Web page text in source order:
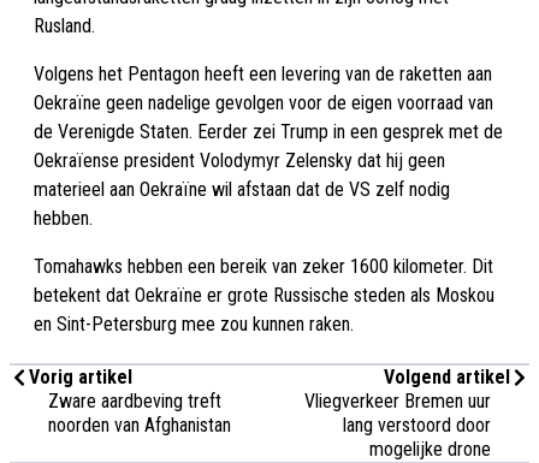
Rusland.
Volgens het Pentagon heeft een levering van de raketten aan
Oekraïne geen nadelige gevolgen voor de eigen voorraad van
de Verenigde Staten. Eerder zei Trump in een gesprek met de
Oekraïense president Volodymyr Zelensky dat hij geen
materieel aan Oekraïne wil afstaan dat de VS zelf nodig
hebben.
Tomahawks hebben een bereik van zeker 1600 kilometer. Dit
betekent dat Oekraïne er grote Russische steden als Moskou
en Sint-Petersburg mee zou kunnen raken.
Vorig artikel
Zware aardbeving treft
noorden van Afghanistan
Volgend artikel
Vliegverkeer Bremen uur
lang verstoord door
mogelijke drone